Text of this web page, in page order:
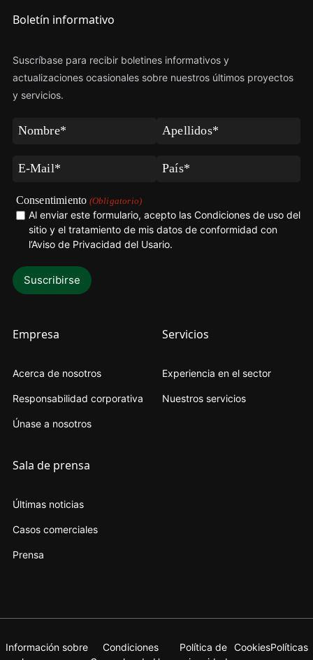
Boletín informativo
Suscríbase para recibir boletines informativos y
actualizaciones ocasionales sobre nuestros últimos proyectos
y servicios.
Nombre Apellidos
Correo
(Obligatorio)
País
Consentimiento (Obligatorio)
Al enviar este formulario, acepto las Condiciones de uso del
sitio y el tratamiento de mis datos de conformidad con
l’Aviso de Privacidad del Usario.
Empresa
Acerca de nosotros
Responsabilidad corporativa
Únase a nosotros
Servicios
Experiencia en el sector
Nuestros servicios
Sala de prensa
Últimas noticias
Casos comerciales
Prensa
Información sobre
Condiciones
Política de CookiesPolíticas